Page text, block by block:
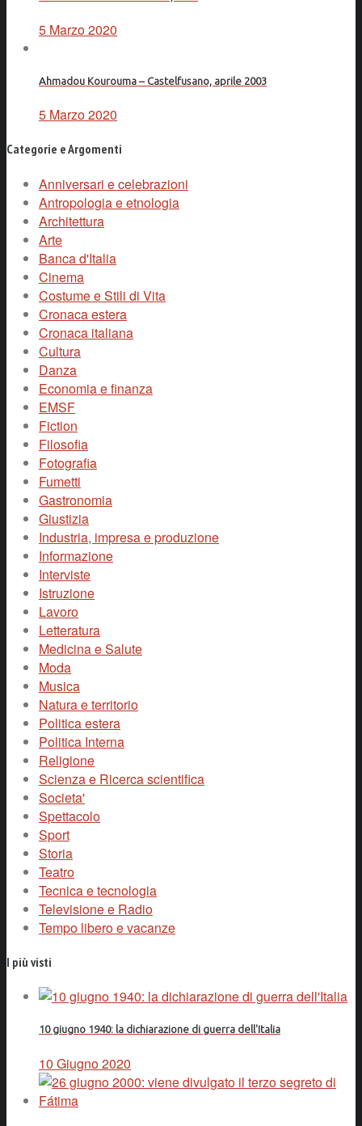
5 Marzo 2020
Ahmadou Kourouma – Castelfusano, aprile 2003
5 Marzo 2020
Categorie e Argomenti
Anniversari e celebrazioni
Antropologia e etnologia
Architettura
Arte
Banca d'Italia
Cinema
Costume e Stili di Vita
Cronaca estera
Cronaca italiana
Cultura
Danza
Economia e finanza
EMSF
Fiction
Filosofia
Fotografia
Fumetti
Gastronomia
Giustizia
Industria, impresa e produzione
Informazione
Interviste
Istruzione
Lavoro
Letteratura
Medicina e Salute
Moda
Musica
Natura e territorio
Politica estera
Politica Interna
Religione
Scienza e Ricerca scientifica
Societa'
Spettacolo
Sport
Storia
Teatro
Tecnica e tecnologia
Televisione e Radio
Tempo libero e vacanze
I più visti
10 giugno 1940: la dichiarazione di guerra dell'Italia
10 Giugno 2020